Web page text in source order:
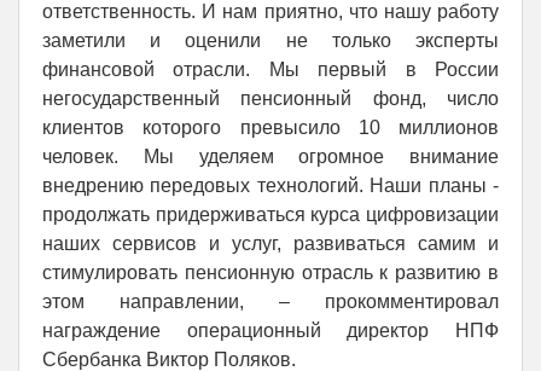
ответственность. И нам приятно, что нашу работу
заметили и оценили не только эксперты
финансовой отрасли. Мы первый в России
негосударственный пенсионный фонд, число
клиентов которого превысило 10 миллионов
человек. Мы уделяем огромное внимание
внедрению передовых технологий. Наши планы -
продолжать придерживаться курса цифровизации
наших сервисов и услуг, развиваться самим и
стимулировать пенсионную отрасль к развитию в
этом направлении, – прокомментировал
награждение операционный директор НПФ
Сбербанка Виктор Поляков.